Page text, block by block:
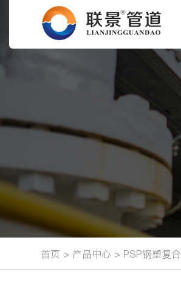
首页 > 产品中心 > PSP钢塑复